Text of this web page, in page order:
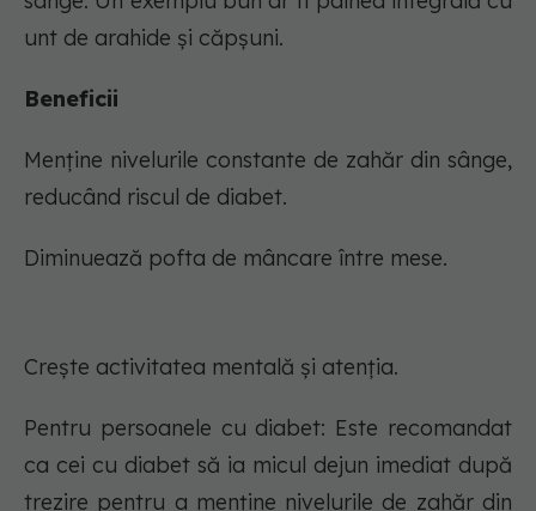
unt de arahide și căpșuni.
Beneficii
Menține nivelurile constante de zahăr din sânge,
reducând riscul de diabet.
Diminuează pofta de mâncare între mese.
Crește activitatea mentală și atenția.
Pentru persoanele cu diabet: Este recomandat
ca cei cu diabet să ia micul dejun imediat după
trezire pentru a menține nivelurile de zahăr din